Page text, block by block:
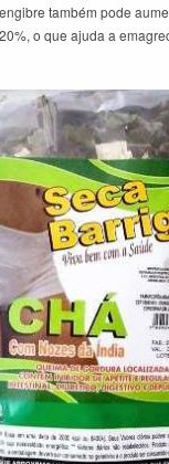
também pode
o que ajuda a